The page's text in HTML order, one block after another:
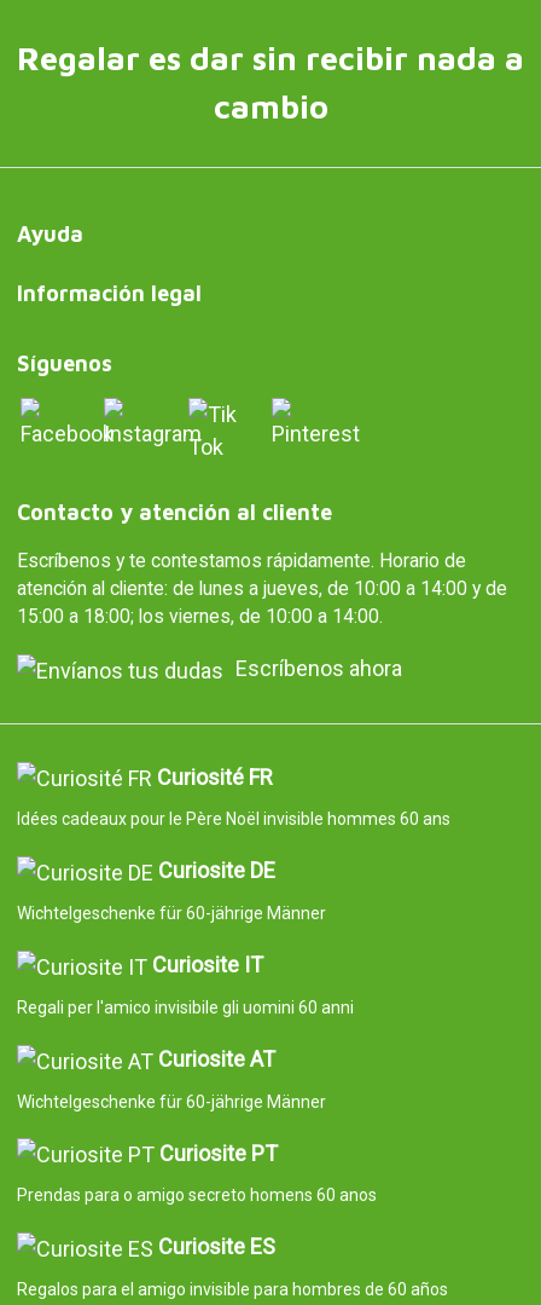
Regalar es dar sin recibir nada a
cambio
Ayuda
Información legal
Síguenos
Contacto y atención al cliente
Escríbenos y te contestamos rápidamente. Horario de
atención al cliente: de lunes a jueves, de 10:00 a 14:00 y de
15:00 a 18:00; los viernes, de 10:00 a 14:00.
Escríbenos ahora
Curiosité FR
Idées cadeaux pour le Père Noël invisible hommes 60 ans
Curiosite DE
Wichtelgeschenke für 60-jährige Männer
Curiosite IT
Regali per l'amico invisibile gli uomini 60 anni
Curiosite AT
Wichtelgeschenke für 60-jährige Männer
Curiosite PT
Prendas para o amigo secreto homens 60 anos
Curiosite ES
Regalos para el amigo invisible para hombres de 60 años